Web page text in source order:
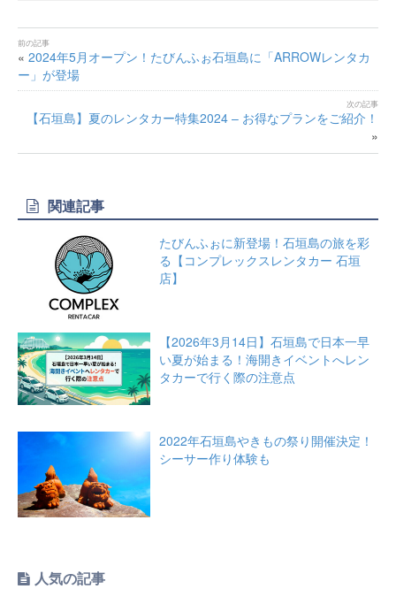
« 2024年5月オープン！たびんふぉ石垣島に「ARROWレンタカ
ー」が登場
【石垣島】夏のレンタカー特集2024 – お得なプランをご紹介！
»
関連記事
たびんふぉに新登場！石垣島の旅を彩
る【コンプレックスレンタカー 石垣
店】
【2026年3月14日】石垣島で日本一早
い夏が始まる！海開きイベントへレン
タカーで行く際の注意点
2022年石垣島やきもの祭り開催決定！
シーサー作り体験も
人気の記事